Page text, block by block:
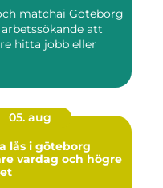
matchai Göteborg
att
hitta jobb eller
05. aug
lås i göteborg
vardag och högre